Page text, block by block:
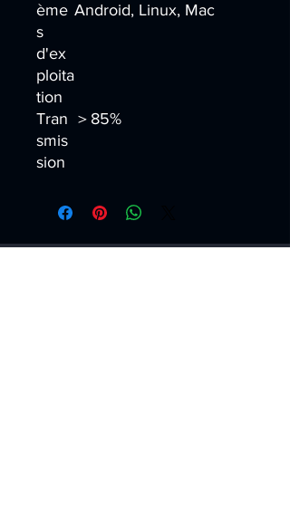
ème
s
d'ex
ploita
tion
Android, Linux, Mac
Tran
smis
sion
＞85%